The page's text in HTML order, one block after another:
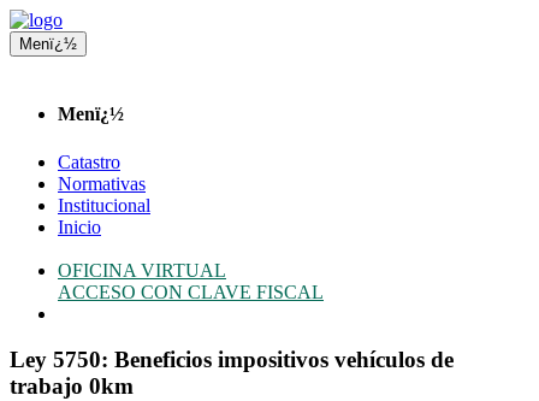
Menï¿½
Menï¿½
Catastro
Normativas
Institucional
Inicio
OFICINA VIRTUAL
ACCESO CON CLAVE FISCAL
Ley 5750: Beneficios impositivos vehículos de
trabajo 0km